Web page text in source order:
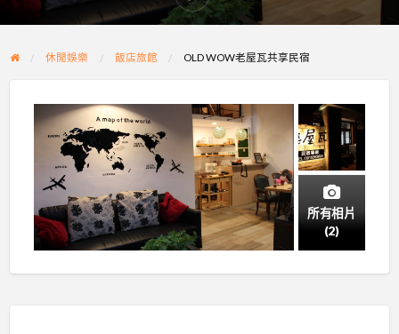
Report
problem
休閒娛樂 飯店旅館 OLD WOW老屋瓦共享民宿
所有相片
(2)